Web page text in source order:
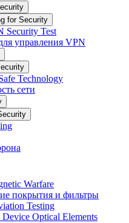
for Security
Security Test
управления VPN
Technology
сети
Warfare
покрытия и фильтры
Testing
Optical Elements